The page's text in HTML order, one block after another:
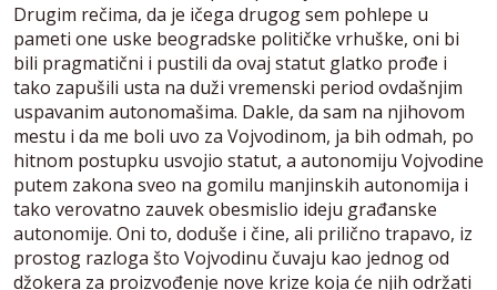
Drugim rečima, da je ičega drugog sem pohlepe u
pameti one uske beogradske političke vrhuške, oni bi
bili pragmatični i pustili da ovaj statut glatko prođe i
tako zapušili usta na duži vremenski period ovdašnjim
uspavanim autonomašima. Dakle, da sam na njihovom
mestu i da me boli uvo za Vojvodinom, ja bih odmah, po
hitnom postupku usvojio statut, a autonomiju Vojvodine
putem zakona sveo na gomilu manjinskih autonomija i
tako verovatno zauvek obesmislio ideju građanske
autonomije. Oni to, doduše i čine, ali prilično trapavo, iz
prostog razloga što Vojvodinu čuvaju kao jednog od
džokera za proizvođenje nove krize koja će njih održati